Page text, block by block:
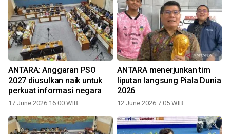
ANTARA: Anggaran PSO
2027 diusulkan naik untuk
perkuat informasi negara
17 June 2026 16:00 WIB
ANTARA menerjunkan tim
liputan langsung Piala Dunia
2026
12 June 2026 7:05 WIB